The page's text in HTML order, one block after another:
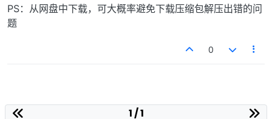
PS：从网盘中下载，可大概率避免下载压缩包解压出错的问
题
0
1 / 1